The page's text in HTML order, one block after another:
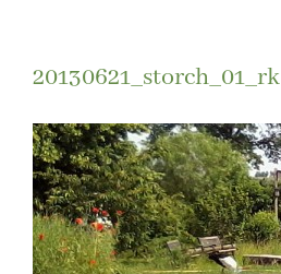
20130621_storch_01_rk